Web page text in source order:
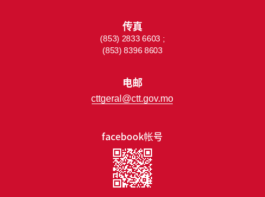
facebook帐号
传真
(853) 2833 6603 ;
(853) 8396 8603
电邮
cttgeral@ctt.gov.mo